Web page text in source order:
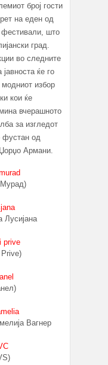
број гости
на еден од
фестивали, што
град.
во следните
ќе го
избор
кои ќе
вчерашното
за изгледот
фустан од
Армани.
Мурад)
Лусијана
Вагнер